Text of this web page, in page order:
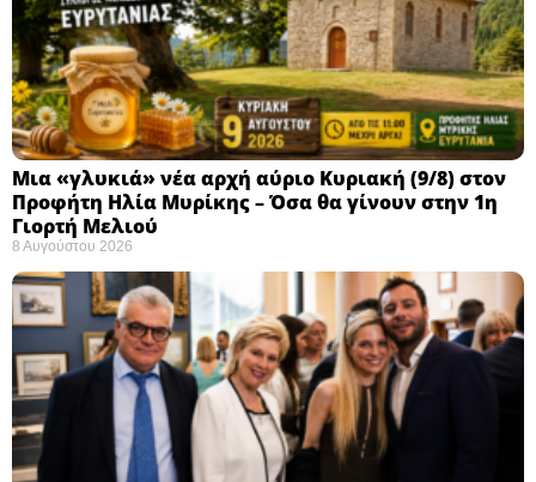
Μια «γλυκιά» νέα αρχή αύριο Κυριακή (9/8) στον
Προφήτη Ηλία Μυρίκης – Όσα θα γίνουν στην 1η
Γιορτή Μελιού
8 Αυγούστου 2026